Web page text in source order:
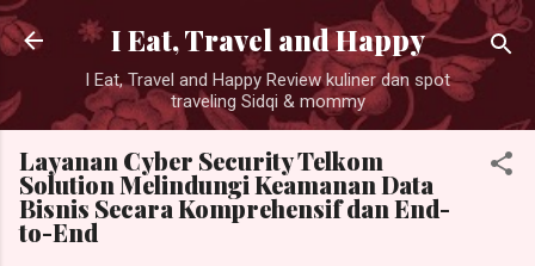
Langsung ke konten utama
I Eat, Travel and Happy
I Eat, Travel and Happy Review kuliner dan spot
traveling Sidqi & mommy
Layanan Cyber Security Telkom
Solution Melindungi Keamanan Data
Bisnis Secara Komprehensif dan End-
to-End